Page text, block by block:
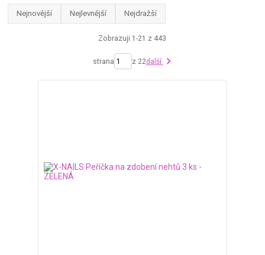
Nejnovější Nejlevnější Nejdražší
Zobrazuji 1-21 z 443
strana z 22další